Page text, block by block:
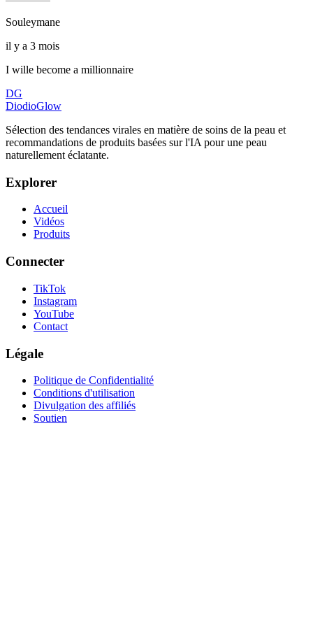
Souleymane
il y a 3 mois
I wille become a millionnaire
DG
DiodioGlow
Sélection des tendances virales en matière de soins de la peau et
recommandations de produits basées sur l'IA pour une peau
naturellement éclatante.
Explorer
Accueil
Vidéos
Produits
Connecter
TikTok
Instagram
YouTube
Contact
Légale
Politique de Confidentialité
Conditions d'utilisation
Divulgation des affiliés
Soutien